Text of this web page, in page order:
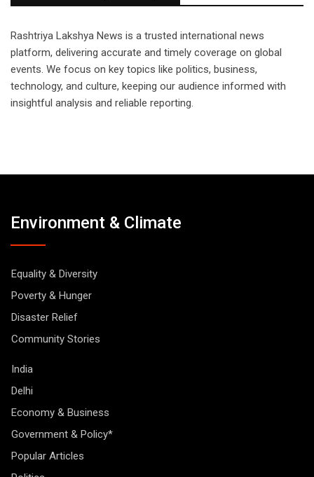
Rashtriya Lakshya News is a trusted international news
platform, delivering accurate and timely coverage on global
events. We focus on key topics like politics, business,
technology, and culture, keeping our audience informed with
insightful analysis and reliable reporting.
Environment & Climate
Equality & Diversity
Poverty & Hunger
Disaster Relief
Community Stories
India
Delhi
Economy & Business
Government & Policy*
Popular Articles